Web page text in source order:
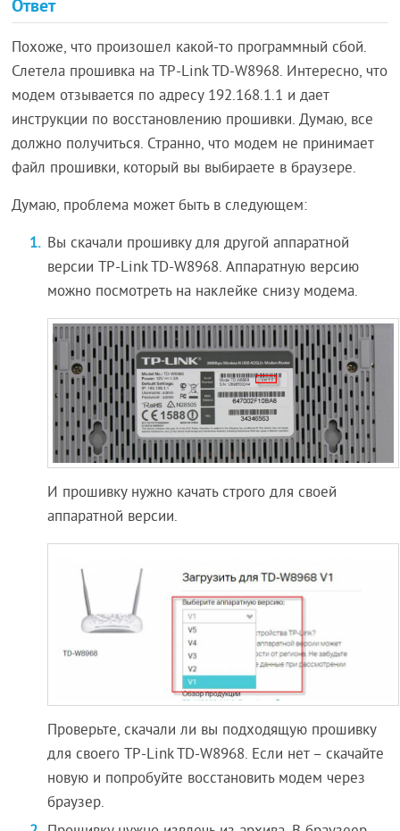
Ответ
Похоже, что произошел какой-то программный сбой.
Слетела прошивка на TP-Link TD-W8968. Интересно, что
модем отзывается по адресу 192.168.1.1 и дает
инструкции по восстановлению прошивки. Думаю, все
должно получиться. Странно, что модем не принимает
файл прошивки, который вы выбираете в браузере.
Думаю, проблема может быть в следующем:
Вы скачали прошивку для другой аппаратной
версии TP-Link TD-W8968. Аппаратную версию
можно посмотреть на наклейке снизу модема.
И прошивку нужно качать строго для своей
аппаратной версии.
Проверьте, скачали ли вы подходящую прошивку
для своего TP-Link TD-W8968. Если нет – скачайте
новую и попробуйте восстановить модем через
браузер.